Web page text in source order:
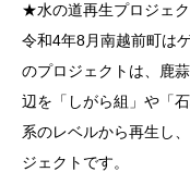
★水の道再生プロジェ
令和4年8月南越前町は
のプロジェクトは、鹿
辺を「しがら組」や「
系のレベルから再生し
ジェクトです。